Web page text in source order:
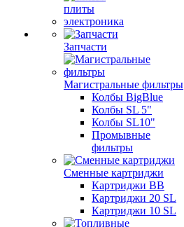
плиты
электроника
Запчасти
Магистральные фильтры
Колбы BigBlue
Колбы SL 5"
Колбы SL10"
Промывные
фильтры
Сменные картриджи
Картриджи BB
Картриджи 20 SL
Картриджи 10 SL